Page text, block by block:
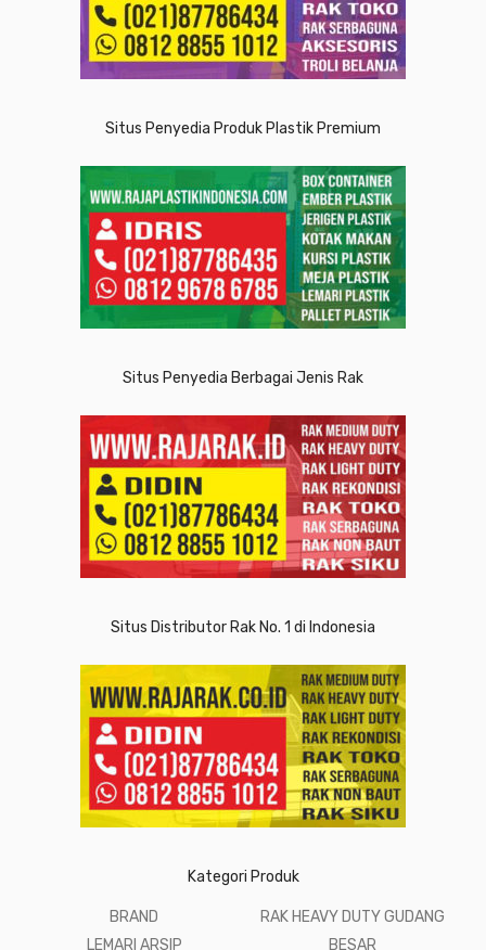
Situs Penyedia Produk Plastik Premium
Situs Penyedia Berbagai Jenis Rak
Situs Distributor Rak No. 1 di Indonesia
Kategori Produk
BRAND
LEMARI ARSIP
RAK HEAVY DUTY GUDANG
BESAR